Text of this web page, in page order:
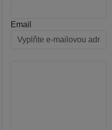
Email